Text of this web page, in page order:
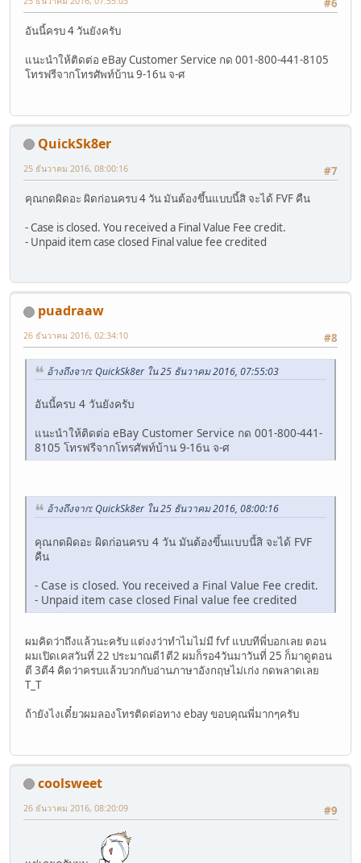
#6
อันนี้ครบ 4 วันยังครับ
แนะนำให้ติดต่อ eBay Customer Service กด 001-800-441-8105
โทรฟรีจากโทรศัพท์บ้าน 9-16น จ-ศ
QuickSk8er
#7
25 ธันวาคม 2016, 08:00:16
คุณกดผิดอะ ผิดก่อนครบ 4 วัน มันต้องขึ้นแบบนี้สิ จะได้ FVF คืน
- Case is closed. You received a Final Value Fee credit.
- Unpaid item case closed Final value fee credited
puadraaw
#8
26 ธันวาคม 2016, 02:34:10
อ้างถึงจาก: QuickSk8er ใน 25 ธันวาคม 2016, 07:55:03
อันนี้ครบ 4 วันยังครับ
แนะนำให้ติดต่อ eBay Customer Service กด 001-800-441-
8105 โทรฟรีจากโทรศัพท์บ้าน 9-16น จ-ศ
อ้างถึงจาก: QuickSk8er ใน 25 ธันวาคม 2016, 08:00:16
คุณกดผิดอะ ผิดก่อนครบ 4 วัน มันต้องขึ้นแบบนี้สิ จะได้ FVF
คืน
- Case is closed. You received a Final Value Fee credit.
- Unpaid item case closed Final value fee credited
ผมคิดว่าถึงแล้วนะครับ แต่งงว่าทำไมไม่มี fvf แบบทีพี่บอกเลย ตอน
ผมเปิดเคสวันที่ 22 ประมาณตี1ตี2 ผมก็รอ4วันมาวันที่ 25 ก็มาดูตอน
ตี 3ตี4 คิดว่าครบแล้วบวกกับอ่านภาษาอังกฤษไม่เก่ง กดพลาดเลย
T_T
ถ้ายังไงเดี๋ยวผมลองโทรติดต่อทาง ebay ขอบคุณพี่มากๆครับ
coolsweet
#9
26 ธันวาคม 2016, 08:20:09